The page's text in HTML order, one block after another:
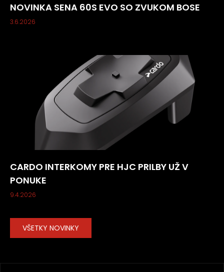
NOVINKA SENA 60S EVO SO ZVUKOM BOSE
3.6.2026
CARDO INTERKOMY PRE HJC PRILBY UŽ V
PONUKE
9.4.2026
VŠETKY NOVINKY